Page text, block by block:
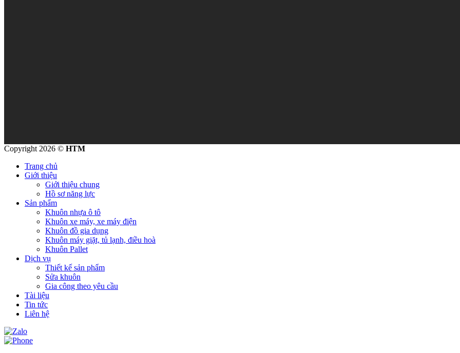
Copyright 2026 © HTM
Trang chủ
Giới thiệu
Giới thiệu chung
Hồ sơ năng lực
Sản phẩm
Khuôn nhựa ô tô
Khuôn xe máy, xe máy điện
Khuôn đồ gia dụng
Khuôn máy giặt, tủ lạnh, điều hoà
Khuôn Pallet
Dịch vụ
Thiết kế sản phẩm
Sửa khuôn
Gia công theo yêu cầu
Tài liệu
Tin tức
Liên hệ